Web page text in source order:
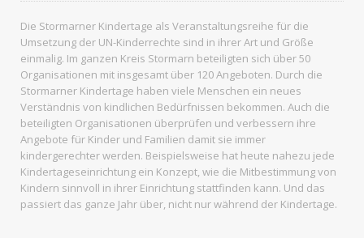
Die Stormarner Kindertage als Veranstaltungsreihe für die
Umsetzung der UN-Kinderrechte sind in ihrer Art und Größe
einmalig. Im ganzen Kreis Stormarn beteiligten sich über 50
Organisationen mit insgesamt über 120 Angeboten. Durch die
Stormarner Kindertage haben viele Menschen ein neues
Verständnis von kindlichen Bedürfnissen bekommen. Auch die
beteiligten Organisationen überprüfen und verbessern ihre
Angebote für Kinder und Familien damit sie immer
kindergerechter werden. Beispielsweise hat heute nahezu jede
Kindertageseinrichtung ein Konzept, wie die Mitbestimmung von
Kindern sinnvoll in ihrer Einrichtung stattfinden kann. Und das
passiert das ganze Jahr über, nicht nur während der Kindertage.